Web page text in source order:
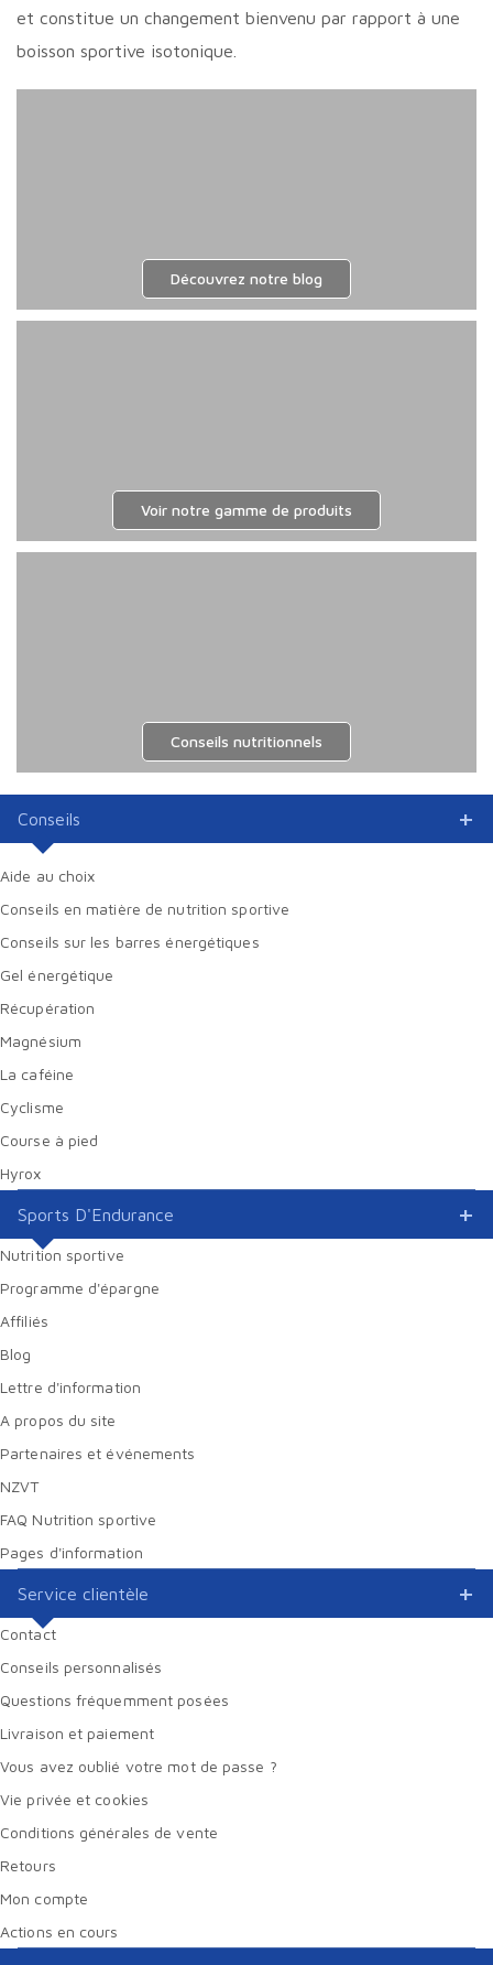
et constitue un changement bienvenu par rapport à une
boisson sportive isotonique.
Découvrez notre blog
Voir notre gamme de produits
Conseils nutritionnels
Conseils
Aide au choix
Conseils en matière de nutrition sportive
Conseils sur les barres énergétiques
Gel énergétique
Récupération
Magnésium
La caféine
Cyclisme
Course à pied
Hyrox
Sports D'Endurance
Nutrition sportive
Programme d'épargne
Affiliés
Blog
Lettre d'information
A propos du site
Partenaires et événements
NZVT
FAQ Nutrition sportive
Pages d'information
Service clientèle
Contact
Conseils personnalisés
Questions fréquemment posées
Livraison et paiement
Vous avez oublié votre mot de passe ?
Vie privée et cookies
Conditions générales de vente
Retours
Mon compte
Actions en cours